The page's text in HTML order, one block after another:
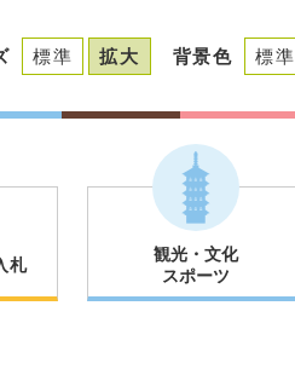
標準 拡大 背景色 標準
札
観光・文化
スポーツ